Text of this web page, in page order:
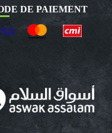
DE PAIEMENT